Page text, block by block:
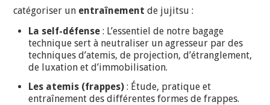
catégoriser un entraînement de jujitsu :
La self-défense : L’essentiel de notre bagage
technique sert à neutraliser un agresseur par des
techniques d’atemis, de projection, d’étranglement,
de luxation et d’immobilisation.
Les atemis (frappes) : Étude, pratique et
entraînement des différentes formes de frappes.